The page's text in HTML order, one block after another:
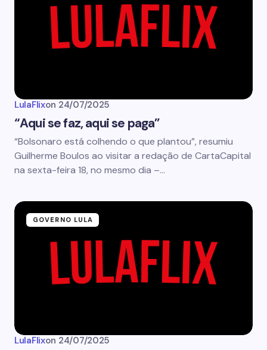
LulaFlixon 24/07/2025
“Aqui se faz, aqui se paga”
“Bolsonaro está colhendo o que plantou”, resumiu
Guilherme Boulos ao visitar a redação de CartaCapital
na sexta-feira 18, no mesmo dia –…
GOVERNO LULA
LulaFlixon 24/07/2025